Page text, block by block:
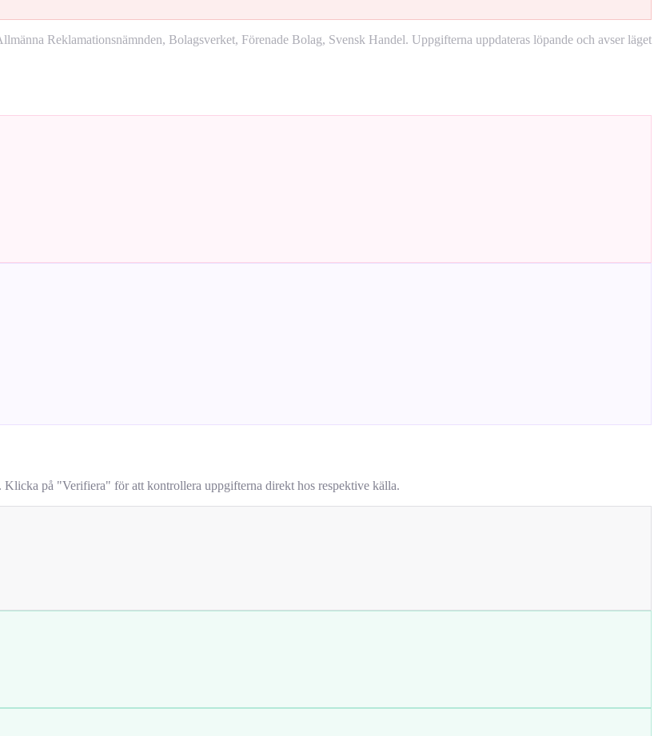
Reklamationsnämnden, Bolagsverket, Förenade Bolag, Svensk Handel. Uppgifterna uppdateras löpande och avser läget
Klicka på "Verifiera" för att kontrollera uppgifterna direkt hos respektive källa.